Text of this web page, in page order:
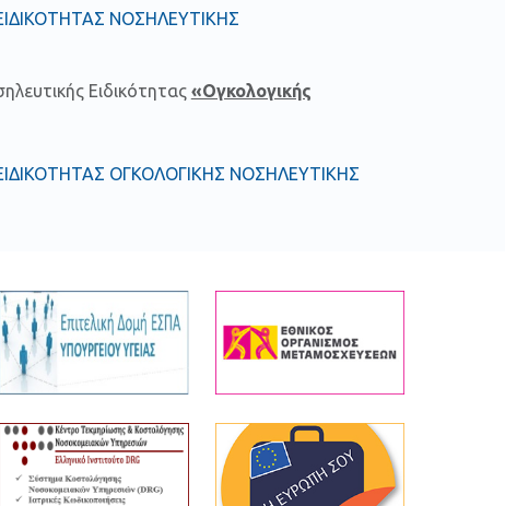
ΝΟΣΗΛΕΥΤΙΚΗΣ
Ειδικότητας «Ογκολογικής
ΟΓΚΟΛΟΓΙΚΗΣ ΝΟΣΗΛΕΥΤΙΚΗΣ